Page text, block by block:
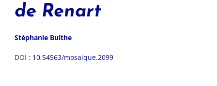
de Renart
Stéphanie Bulthe
DOI : 10.54563/mosaique.2099